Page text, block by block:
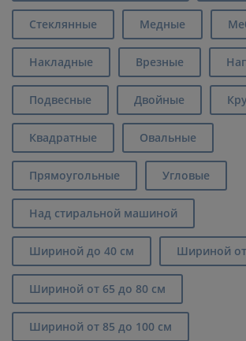
Стеклянные Медные
Накладные Врезные
Подвесные Двойные
Квадратные Овальные
Прямоугольные Угловые
Над стиральной машиной
Шириной до 40 см Шириной
Шириной от 65 до 80 см
Шириной от 85 до 100 см